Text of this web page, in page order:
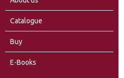
Catalogue
Buy
E-Books